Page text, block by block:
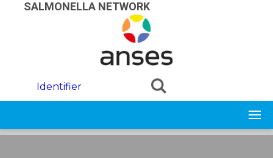
Skip to main content
SALMONELLA NETWORK
Identifier